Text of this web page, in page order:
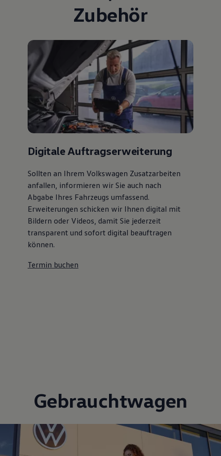
Zubehör
Digitale Auftragserweiterung
Sollten an Ihrem Volkswagen Zusatzarbeiten
anfallen, informieren wir Sie auch nach
Abgabe Ihres Fahrzeugs umfassend.
Erweiterungen schicken wir Ihnen digital mit
Bildern oder Videos, damit Sie jederzeit
transparent und sofort digital beauftragen
können.
Termin buchen
Gebrauchtwagen